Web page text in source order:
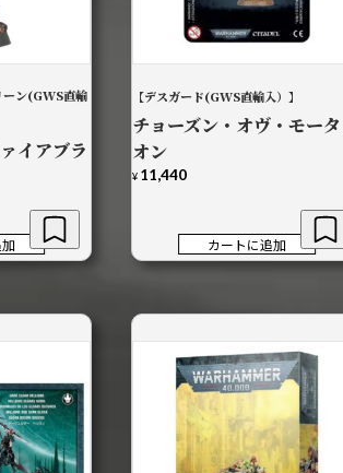
ーン(GWS直輸
イアブラ
【デスガード(GWS直輸入）】
チョーズン・オヴ・モータ
オン
¥ 11,440
カートに追加